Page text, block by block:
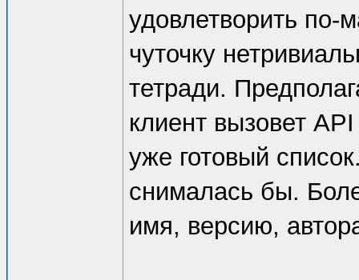
удовлетворить
чуточку
тетради.
клиент вызовет
уже готовый
снималась бы.
имя, версию,